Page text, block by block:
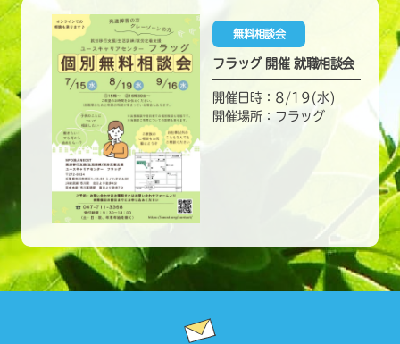
無料相談会
フラッグ 開催 就職相談会
開催日時：8/19(水)
開催場所：フラッグ